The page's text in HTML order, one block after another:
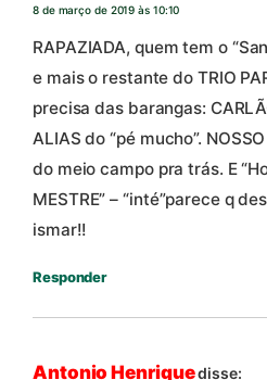
8 de março de 2019 às 10:10
RAPAZIADA, quem tem o
e mais o restante do TRIO
precisa das barangas:
ALIAS do “pé mucho”.
do meio campo pra trás. E
MESTRE” – “inté”parece q
ismar!!
Responder
Antonio Henriquedisse: